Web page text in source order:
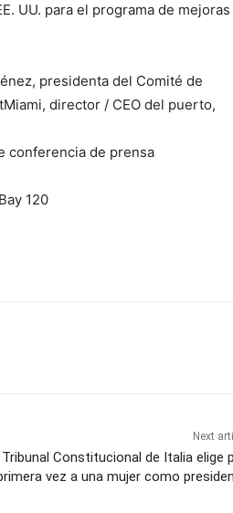
UU. para el programa de mejoras
presidenta del Comité de
director / CEO del puerto,
conferencia de prensa
120
Next
Tribunal Constitucional de Italia elige
vez a una mujer como